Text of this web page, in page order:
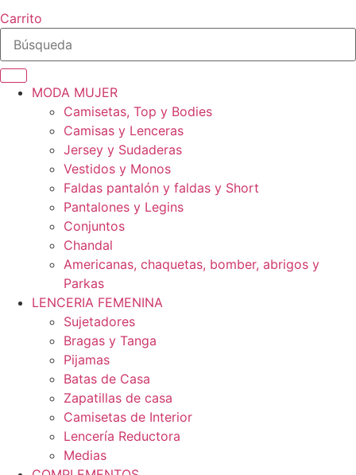
Carrito
MODA MUJER
Camisetas, Top y Bodies
Camisas y Lenceras
Jersey y Sudaderas
Vestidos y Monos
Faldas pantalón y faldas y Short
Pantalones y Legins
Conjuntos
Chandal
Americanas, chaquetas, bomber, abrigos y
Parkas
LENCERIA FEMENINA
Sujetadores
Bragas y Tanga
Pijamas
Batas de Casa
Zapatillas de casa
Camisetas de Interior
Lencería Reductora
Medias